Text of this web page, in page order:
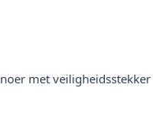
met veiligheidsstekker